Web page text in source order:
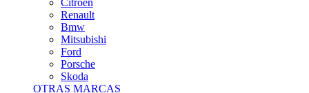
Bmw
Mitsubishi
Ford
Porsche
Skoda
OTRAS MARCAS
Subaru